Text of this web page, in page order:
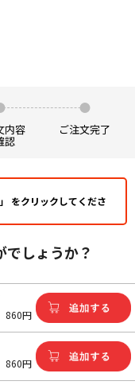
内容
認
ご注文完了
をクリックしてくださ
しょうか？
860円
860円